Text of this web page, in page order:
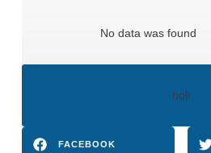
No data was found
holi
FACEBOOK